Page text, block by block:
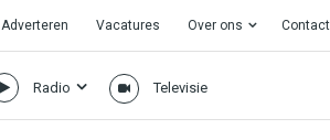
Adverteren Vacatures Over ons Contact
Radio Televisie